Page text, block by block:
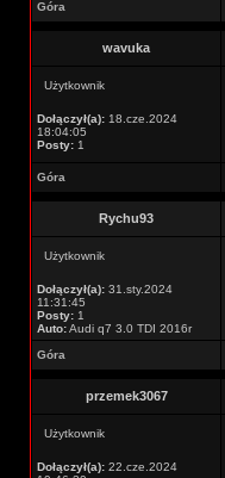
Góra
wavuka
Użytkownik
Dołączył(a): 18.cze.2024
18:04:05
Posty: 1
Góra
Rychu93
Użytkownik
Dołączył(a): 31.sty.2024
11:31:45
Posty: 1
Auto:Audi q7 3.0 TDI 2016r
Góra
przemek3067
Użytkownik
Dołączył(a): 22.cze.2024